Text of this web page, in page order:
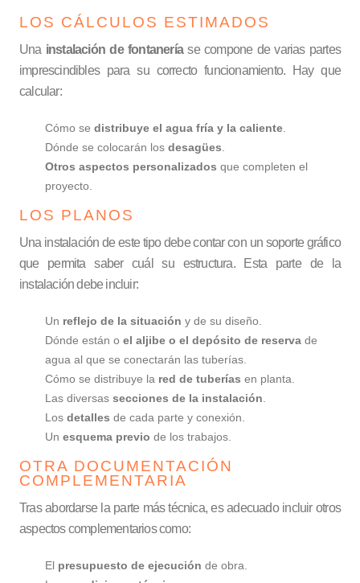
LOS CÁLCULOS ESTIMADOS
Una instalación de fontaneríase compone de varias partes
imprescindibles para su correcto funcionamiento. Hay que
calcular:
Cómo se distribuye el agua fría y la caliente
Dónde se colocarán los desagües
Otros aspectos personalizados que completen el
proyecto.
LOS PLANOS
Una instalación de este tipo debe contar con un soporte gráfico
que permita saber cuál su estructura. Esta parte de la
instalación debe incluir:
Un reflejo de la situación y de su diseño.
Dónde están o el aljibe o el depósito de reserva de
agua al que se conectarán las tuberías.
Cómo se distribuye la red de tuberías en planta.
Las diversas secciones de la instalación
Los detalles de cada parte y conexión.
Un esquema previo de los trabajos.
OTRA DOCUMENTACIÓN
COMPLEMENTARIA
Tras abordarse la parte más técnica, es adecuado incluir otros
aspectos complementarios como:
El presupuesto de ejecución de obra.